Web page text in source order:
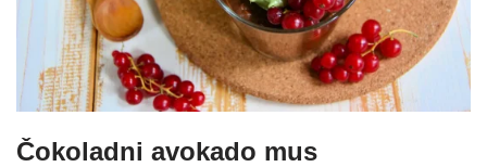
Čokoladni avokado mus